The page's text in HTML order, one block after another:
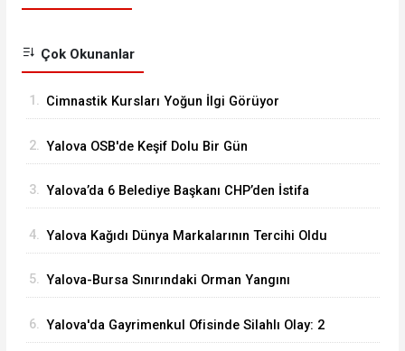
Çok Okunanlar
1. Cimnastik Kursları Yoğun İlgi Görüyor
2. Yalova OSB'de Keşif Dolu Bir Gün
3. Yalova’da 6 Belediye Başkanı CHP’den İstifa
4. Yalova Kağıdı Dünya Markalarının Tercihi Oldu
5. Yalova-Bursa Sınırındaki Orman Yangını
6. Yalova'da Gayrimenkul Ofisinde Silahlı Olay: 2